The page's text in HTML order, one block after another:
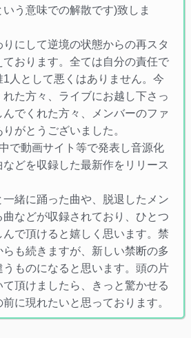
う意味での解散です)致しま
にして逆境の状態からの再スタ
おります。全ては自分の責任で
人として悪くはありません。今
れた方々、ライブにお越し下さっ
でくれた方々、メンバーのファ
がとうございました。
で動画サイト等で発表し音源化
どを収録した最新作をリリース
緒に踊った曲や、脱退したメン
などが収録されており、ひとつ
で頂けると嬉しく思います。禁
も続きますが、新しい禁断の多
ものになると思います。頭の片
頂けましたら、きっと驚かせる
に現れたいと思っております。